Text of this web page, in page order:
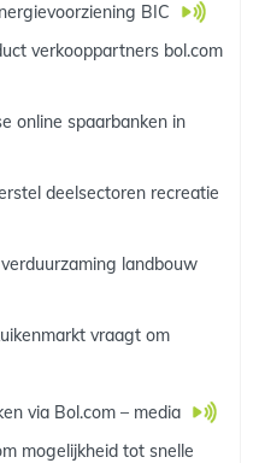
BIC
verkooppartners bol.com
online spaarbanken in
deelsectoren recreatie
landbouw
vraagt om
via Bol.com – media
mogelijkheid tot snelle